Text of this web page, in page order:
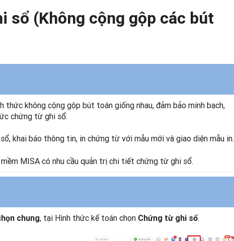
sổ (Không cộng gộp các bút
không cộng gộp bút toán giống nhau, đảm bảo minh bạch,
chứng từ ghi sổ.
khai báo thông tin, in chứng từ với mẫu mới và giao diện mẫu in.
MISA có nhu cầu quản trị chi tiết chứng từ ghi sổ.
chung, tại Hình thức kế toán chọn Chứng từ ghi sổ.